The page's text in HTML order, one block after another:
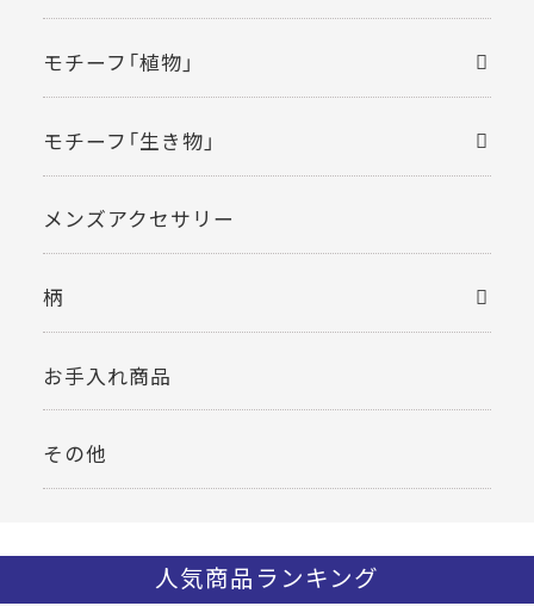
モチーフ「植物」
モチーフ「生き物」
メンズアクセサリー
柄
お手入れ商品
その他
人気商品ランキング